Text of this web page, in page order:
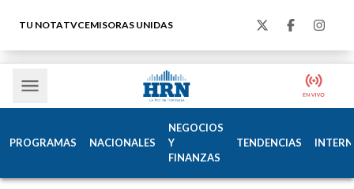
TU NOTATVCEMISORAS UNIDAS
PROGRAMAS NACIONALES
NEGOCIOS
Y
FINANZAS
TENDENCIAS